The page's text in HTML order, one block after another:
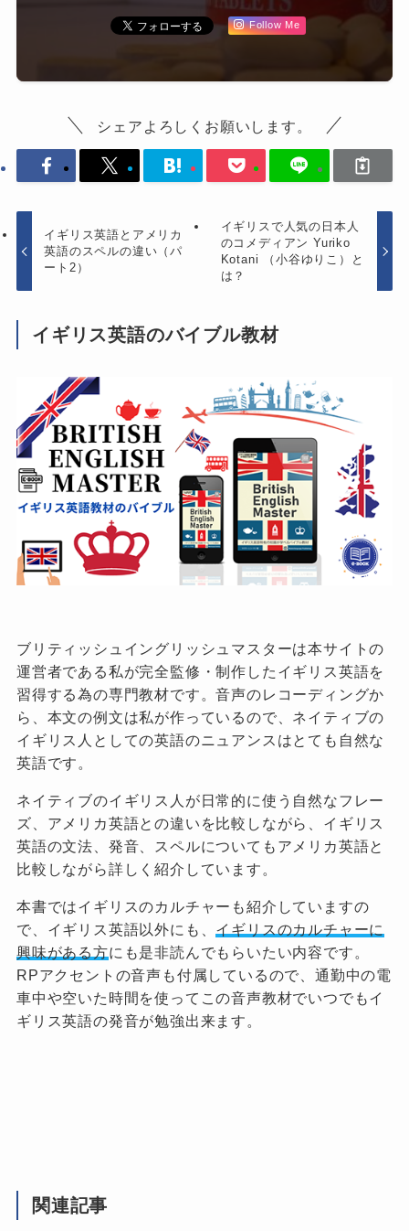
Follow Me
シェアよろしくお願いします。
イギリス英語とアメリカ
英語のスペルの違い（パ
ート2）
イギリスで人気の日本人
のコメディアン Yuriko
Kotani （小谷ゆりこ）と
は？
イギリス英語のバイブル教材
ブリティッシュイングリッシュマスターは本サイトの
運営者である私が完全監修・制作したイギリス英語を
習得する為の専門教材です。音声のレコーディングか
ら、本文の例文は私が作っているので、ネイティブの
イギリス人としての英語のニュアンスはとても自然な
英語です。
ネイティブのイギリス人が日常的に使う自然なフレー
ズ、アメリカ英語との違いを比較しながら、イギリス
英語の文法、発音、スペルについてもアメリカ英語と
比較しながら詳しく紹介しています。
本書ではイギリスのカルチャーも紹介していますの
で、イギリス英語以外にも、 イギリスのカルチャーに
興味がある方にも是非読んでもらいたい内容です。
RPアクセントの音声も付属しているので、通勤中の電
車中や空いた時間を使ってこの音声教材でいつでもイ
ギリス英語の発音が勉強出来ます。
関連記事